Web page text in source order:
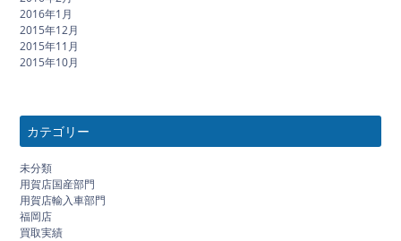
2016年1月
2015年12月
2015年11月
2015年10月
カテゴリー
未分類
用賀店国産部門
用賀店輸入車部門
福岡店
買取実績